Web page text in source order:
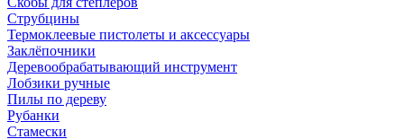
Струбцины
Термоклеевые пистолеты и аксессуары
Заклёпочники
Деревообрабатывающий инструмент
Лобзики ручные
Пилы по дереву
Рубанки
Стамески